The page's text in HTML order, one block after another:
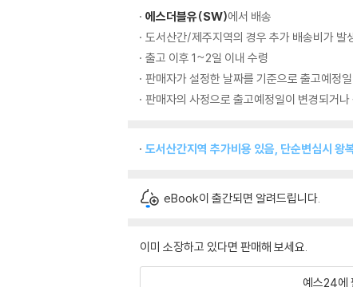
에스더블유(SW)에서 배송
도서산간/제주지역의 경우 추가 배송비가 발
출고 이후 1~2일 이내 수령
판매자가 설정한 날짜를 기준으로 출고예정
판매자의 사정으로 출고예정일이 변경되거
도서산간지역 추가비용 있음, 단순변심시 왕
eBook이 출간되면 알려드립니다.
이미 소장하고 있다면 판매해 보세요.
예스24에